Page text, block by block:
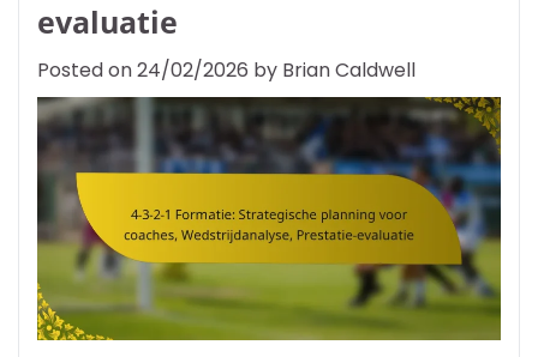
evaluatie
Posted on24/02/2026 by Brian Caldwell